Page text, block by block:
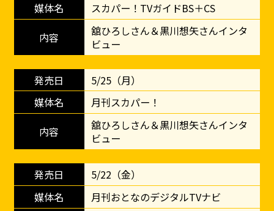
スカパー！TVガイドBS＋CS
舘ひろしさん＆黒川想矢さんインタ
ビュー
5/25（月）
月刊スカパー！
舘ひろしさん＆黒川想矢さんインタ
ビュー
5/22（金）
月刊おとなのデジタルTVナビ